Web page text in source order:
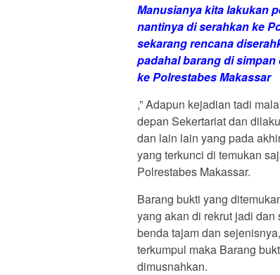
Manusianya kita lakukan
nantinya di serahkan ke
sekarang rencana
padahal barang di
ke Polrestabes Makassar
,” Adapun kejadian tadi
depan Sekertariat dan
dan lain lain yang pada
yang terkunci di temukan
Polrestabes Makassar.
Barang bukti yang
yang akan di rekrut jadi
benda tajam dan
terkumpul maka Barang
dimusnahkan.